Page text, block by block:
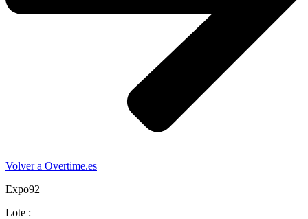
Volver a Overtime.es
Expo92
Lote :